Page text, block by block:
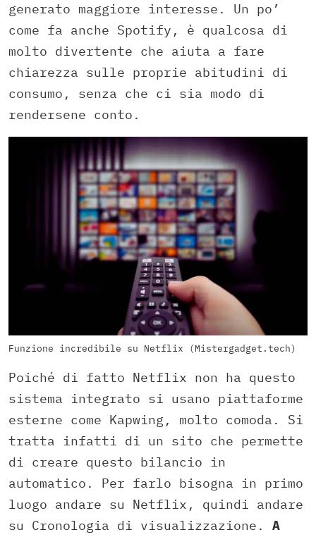
generato maggiore interesse. Un po’
come fa anche Spotify, è qualcosa di
molto divertente che aiuta a fare
chiarezza sulle proprie abitudini di
consumo, senza che ci sia modo di
rendersene conto.
Funzione incredibile su Netflix (Mistergadget.tech)
Poiché di fatto Netflix non ha questo
sistema integrato si usano piattaforme
esterne come Kapwing, molto comoda. Si
tratta infatti di un sito che permette
di creare questo bilancio in
automatico. Per farlo bisogna in primo
luogo andare su Netflix, quindi andare
su Cronologia di visualizzazione. A